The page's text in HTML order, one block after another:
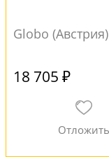
Globo (Австрия)
18 705 ₽